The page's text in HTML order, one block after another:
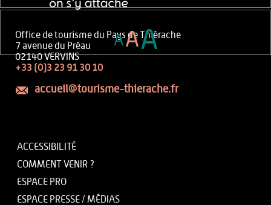
Office de tourisme du Pays de Thiérache
7 avenue du Préau
02140 VERVINS
+33 (0)3 23 91 30 10
accueil@tourisme-thierache.fr
ACCESSIBILITÉ
COMMENT VENIR ?
ESPACE PRO
ESPACE PRESSE / MÉDIAS
AAA